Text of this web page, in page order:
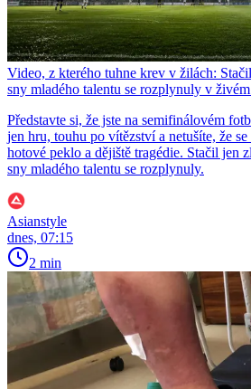
Video, z kterého tuhne krev v žilách:
sny mladého talentu se rozplynuly v
Představte si, že jste na semifinálovém
jen hru, touhu po vítězství a netušíte, že
hotové peklo a dějiště tragédie. Stačil jen
sny mladého talentu se rozplynuly.
Asianstyle
dnes, 07:15
2 min